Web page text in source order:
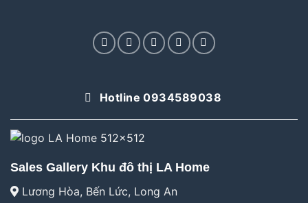
Hotline 0934589038
Sales Gallery Khu đô thị LA Home
Lương Hòa, Bến Lức, Long An